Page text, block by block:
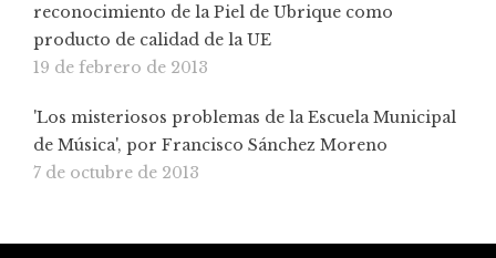
reconocimiento de la Piel de Ubrique como
producto de calidad de la UE
19 de febrero de 2013
'Los misteriosos problemas de la Escuela Municipal
de Música', por Francisco Sánchez Moreno
7 de octubre de 2013